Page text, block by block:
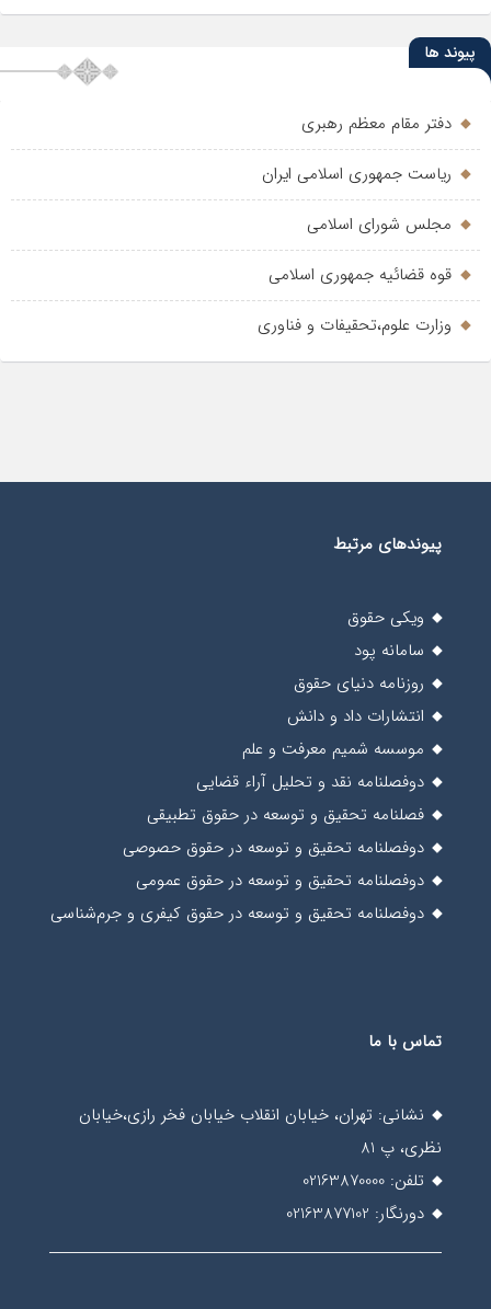
پیوند ها
دفتر مقام معظم رهبری
ریاست جمهوری اسلامی ایران
مجلس شورای اسلامی
قوه قضائیه جمهوری اسلامی
وزارت علوم،تحقیفات و فناوری
پیوندهای مرتبط
ویکی حقوق
سامانه پود
روزنامه دنیای حقوق
انتشارات داد و دانش
موسسه شمیم معرفت و علم
دوفصلنامه نقد و تحلیل آراء قضایی
فصلنامه تحقیق و توسعه در حقوق تطبیقی
دوفصلنامه تحقیق و توسعه در حقوق حصوصی
دوفصلنامه تحقیق و توسعه در حقوق عمومی
دوفصلنامه تحقیق و توسعه در حقوق کیفری و جرم‌شناسی
تماس با ما
نشانی: تهران، خیابان انقلاب خیابان فخر رازی،خیابان
نظری، پ 81
تلفن: 02163870000
دورنگار: 02163877102